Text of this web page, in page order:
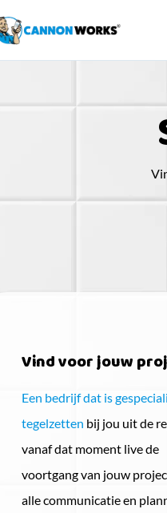
Vind voor jouw
Een bedrijf dat is
tegelzetten bij jou uit de
vanaf dat moment live de
voortgang van jouw
alle communicatie en